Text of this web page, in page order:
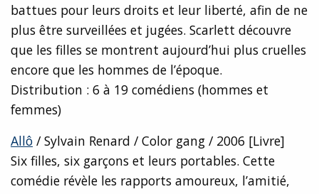
battues pour leurs droits et leur liberté, afin de ne
plus être surveillées et jugées. Scarlett découvre
que les filles se montrent aujourd’hui plus cruelles
encore que les hommes de l’époque.
Distribution : 6 à 19 comédiens (hommes et
femmes)
Allô / Sylvain Renard / Color gang / 2006 [Livre]
Six filles, six garçons et leurs portables. Cette
comédie révèle les rapports amoureux, l’amitié,